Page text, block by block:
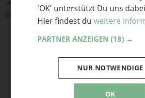
meine Version des Face Cake-Trends
Das kulinarische Deutschland entdecken »
'OK' unterstützt Du uns
Hier findest du weitere
PARTNER ANZEIGEN (18) →
OK
NUR NOTWENDIGE